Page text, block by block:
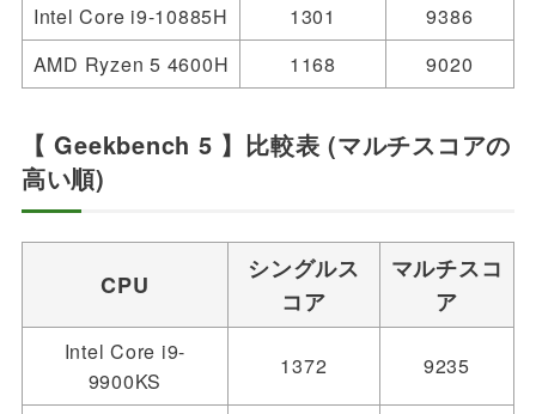
Intel Core i9-10885H 1301
9386
AMD Ryzen 5 4600H
1168 9020
【 Geekbench 5 】比較表 (マルチスコアの
高い順)
CPU
シングルス
コア
マルチスコ
ア
Intel Core i9-
9900KS
1372 9235